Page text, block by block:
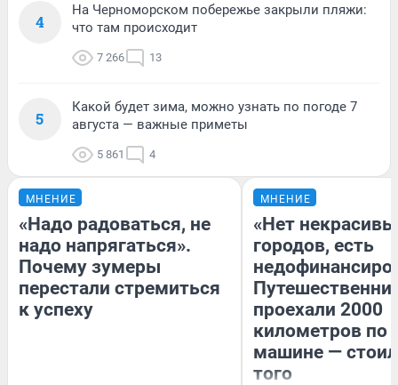
4
На Черноморском побережье закрыли пляжи:
что там происходит
7 266 13
5
Какой будет зима, можно узнать по погоде 7
августа — важные приметы
5 861 4
МНЕНИЕ
«Надо радоваться, не
надо напрягаться».
Почему зумеры
перестали стремиться
к успеху
МНЕНИЕ
«Нет
городов, есть
проехали 2000
километров по
машине —
того